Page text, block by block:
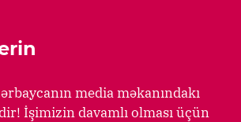
media məkanındakı
İşimizin davamlı olması üçün